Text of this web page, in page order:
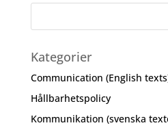
Kategorier
Communication (English
Hållbarhetspolicy
Kommunikation (svenska